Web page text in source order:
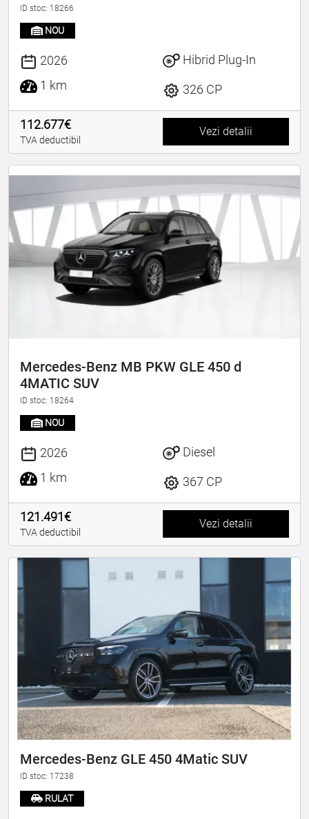
ID stoc: 18266
NOU
2026
1 km
Hibrid Plug-In
326 CP
112.677€
TVA deductibil
Vezi detalii
Mercedes-Benz MB PKW GLE 450 d
4MATIC SUV
ID stoc: 18264
NOU
2026
1 km
Diesel
367 CP
121.491€
TVA deductibil
Vezi detalii
Mercedes-Benz GLE 450 4Matic SUV
ID stoc: 17238
RULAT